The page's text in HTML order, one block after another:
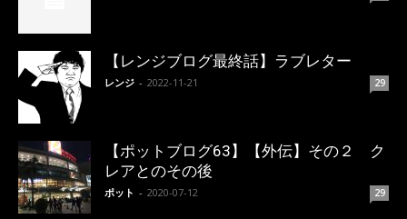
【レンジブログ最終話】ラブレター
レンジ - 2022-11-21 29
【ポットブログ63】【外伝】その２ ク
レアとのその後
ポット - 2020-07-12 29